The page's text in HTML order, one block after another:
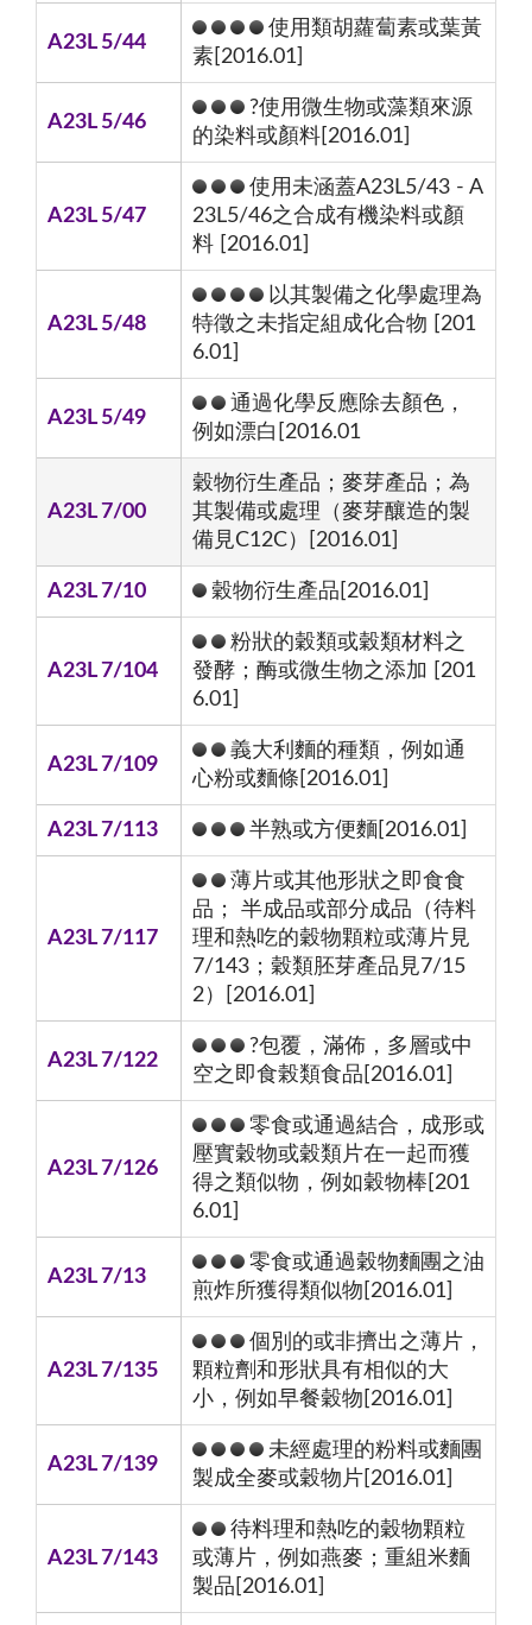
A23L 5/44
使用類胡蘿蔔素或葉黃
素[2016.01]
A23L 5/46
?使用微生物或藻類來源
的染料或顏料[2016.01]
A23L 5/47
使用未涵蓋A23L5/43 - A
23L5/46之合成有機染料或顏
料 [2016.01]
A23L 5/48
以其製備之化學處理為
特徵之未指定組成化合物 [201
6.01]
A23L 5/49
通過化學反應除去顏色，
例如漂白[2016.01
A23L 7/00
穀物衍生產品；麥芽產品；為
其製備或處理（麥芽釀造的製
備見C12C）[2016.01]
A23L 7/10 穀物衍生產品[2016.01]
A23L 7/104
粉狀的穀類或穀類材料之
發酵；酶或微生物之添加 [201
6.01]
A23L 7/109
義大利麵的種類，例如通
心粉或麵條[2016.01]
A23L 7/113 半熟或方便麵[2016.01]
A23L 7/117
薄片或其他形狀之即食食
品； 半成品或部分成品（待料
理和熱吃的穀物顆粒或薄片見
7/143；穀類胚芽產品見7/15
2）[2016.01]
A23L 7/122
?包覆，滿佈，多層或中
空之即食榖類食品[2016.01]
A23L 7/126
零食或通過結合，成形或
壓實穀物或穀類片在一起而獲
得之類似物，例如穀物棒[201
6.01]
A23L 7/13
零食或通過穀物麵團之油
煎炸所獲得類似物[2016.01]
A23L 7/135
個別的或非擠出之薄片，
顆粒劑和形狀具有相似的大
小，例如早餐穀物[2016.01]
A23L 7/139
未經處理的粉料或麵團
製成全麥或穀物片[2016.01]
A23L 7/143
待料理和熱吃的穀物顆粒
或薄片，例如燕麥；重組米麵
製品[2016.01]